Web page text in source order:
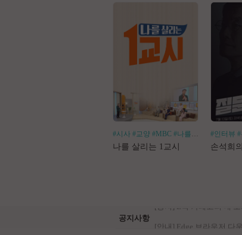
#시사 #교양 #MBC #나를살리는
나를 살리는 1교시
#인터뷰
손석희
공지사항